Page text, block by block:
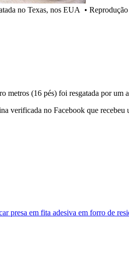
no Texas, nos EUA •
metros (16 pés) foi resgatada por um
verificada no Facebook que
presa em fita adesiva em forro de